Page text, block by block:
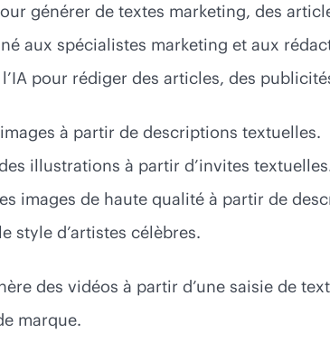
générer de textes marketing, des
aux spécialistes marketing et aux
pour rédiger des articles, des
à partir de descriptions textuelles.
illustrations à partir d’invites
images de haute qualité à partir de
style d’artistes célèbres.
des vidéos à partir d’une saisie de
marque.